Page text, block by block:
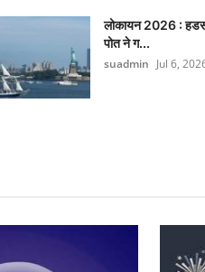
लोकायन 2026 :
पोत ने ग...
suadmin Jul 6,